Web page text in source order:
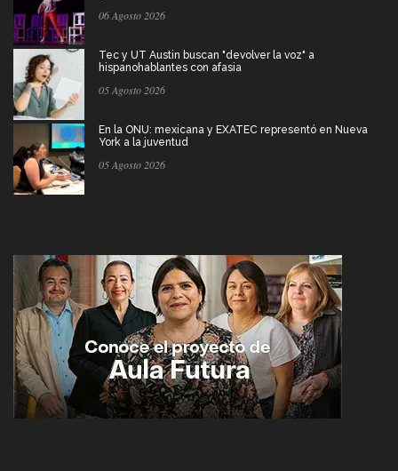
06 Agosto 2026
Tec y UT Austin buscan "devolver la voz" a
hispanohablantes con afasia
05 Agosto 2026
En la ONU: mexicana y EXATEC representó en Nueva
York a la juventud
05 Agosto 2026